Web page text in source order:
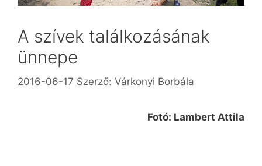
A szívek találkozásának
ünnepe
2016-06-17 Szerző: Várkonyi Borbála
Fotó: Lambert Attila